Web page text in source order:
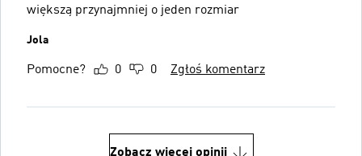
większą przynajmniej o jeden rozmiar
Jola
Pomocne? 0 0 Zgłoś komentarz
Zobacz więcej opinii